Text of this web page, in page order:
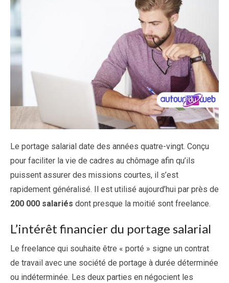
Le portage salarial date des années quatre-vingt. Conçu
pour faciliter la vie de cadres au chômage afin qu’ils
puissent assurer des missions courtes, il s’est
rapidement généralisé. Il est utilisé aujourd’hui par près de
200 000 salariés dont presque la moitié sont freelance.
L’intérêt financier du portage salarial
Le freelance qui souhaite être « porté » signe un contrat
de travail avec une société de portage à durée déterminée
ou indéterminée. Les deux parties en négocient les